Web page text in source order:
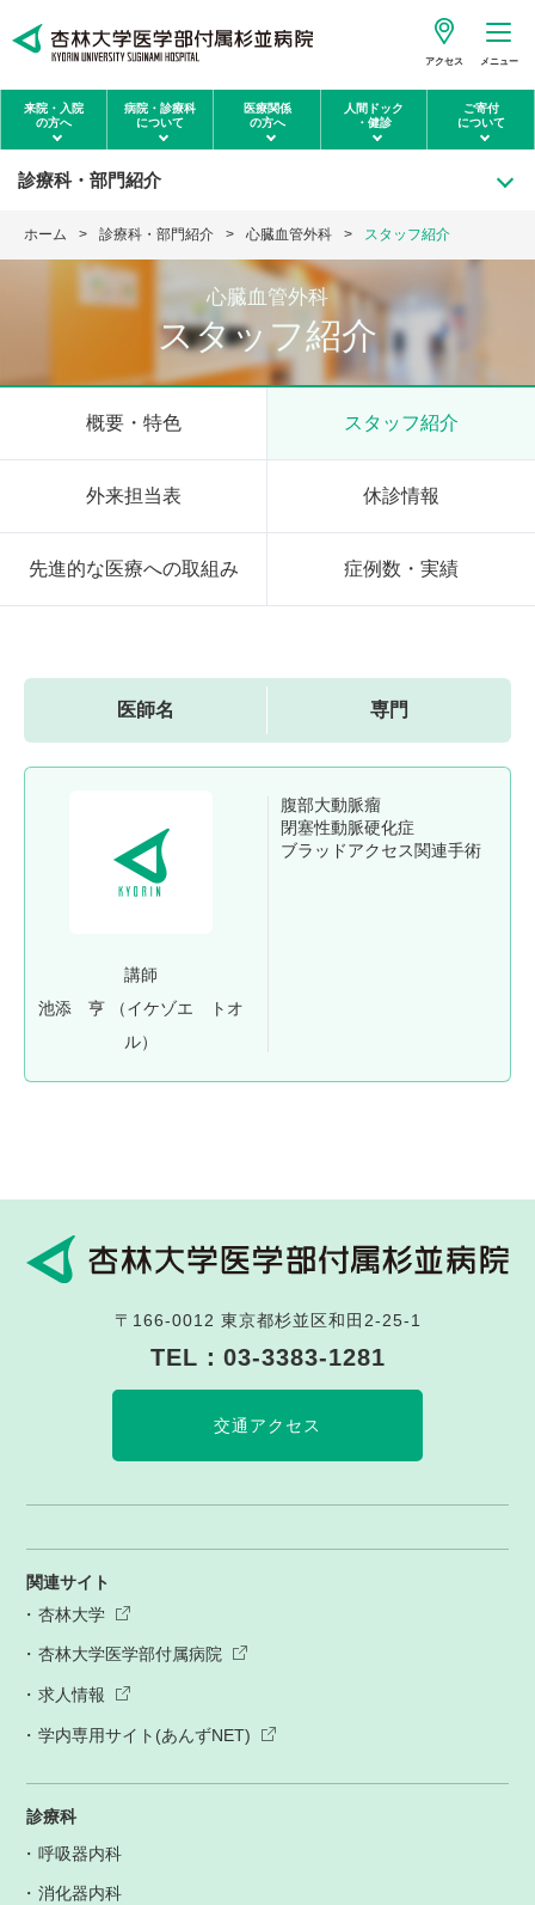
アクセス メニュー
来院・入院
の方へ
病院・診療科
について
医療関係
の方へ
人間ドック
・健診
ご寄付
について
診療科・部門紹介
ホーム 診療科・部門紹介 心臓血管外科 スタッフ紹介
心臓血管外科
スタッフ紹介
概要・特色 スタッフ紹介
外来担当表 休診情報
先進的な医療への取組み 症例数・実績
医師名 専門
講師
池添 亨
（イケゾエ トオ
ル）
腹部大動脈瘤
閉塞性動脈硬化症
ブラッドアクセス関連手術
〒166-0012 東京都杉並区和田2-25-1
TEL： 03-3383-1281
交通アクセス
関連サイト
杏林大学
杏林大学医学部付属病院
求人情報
学内専用サイト(あんずNET)
診療科
呼吸器内科
消化器内科